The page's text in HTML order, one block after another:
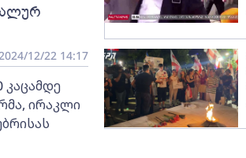
12/22 14:17
კაცამდე
ირაკლი